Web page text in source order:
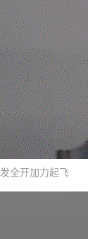
全开加力起飞